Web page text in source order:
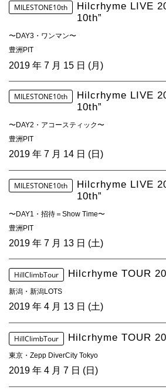
MILESTONE10th
Hilcrhyme LIVE
10th”
〜DAY3・ワンマン〜
豊洲PIT
2019 年 7 月 15 日 (月)
MILESTONE10th
Hilcrhyme LIVE
10th”
〜DAY2・アコースティック〜
豊洲PIT
2019 年 7 月 14 日 (日)
MILESTONE10th
Hilcrhyme LIVE
10th”
〜DAY1・招待＝Show Time〜
豊洲PIT
2019 年 7 月 13 日 (土)
HillClimbTour Hilcrhyme TOUR
新潟・新潟LOTS
2019 年 4 月 13 日 (土)
HillClimbTour Hilcrhyme TOUR
東京・Zepp DiverCity Tokyo
2019 年 4 月 7 日 (日)